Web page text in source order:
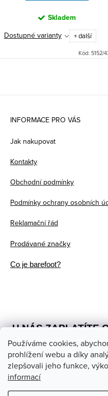
Používáme cookies,
prohlížení webu a díky
zlepšovali jeho funkce,
informací
Skladem
Dostupné varianty + další
Kód: 5152/
INFORMACE PRO VÁS
Jak nakupovat
Kontakty
Obchodní podmínky
Podmínky ochrany osobních
Reklamační řád
Prodávané značky
Co je barefoot?
U NÁS ZAPLATÍTE